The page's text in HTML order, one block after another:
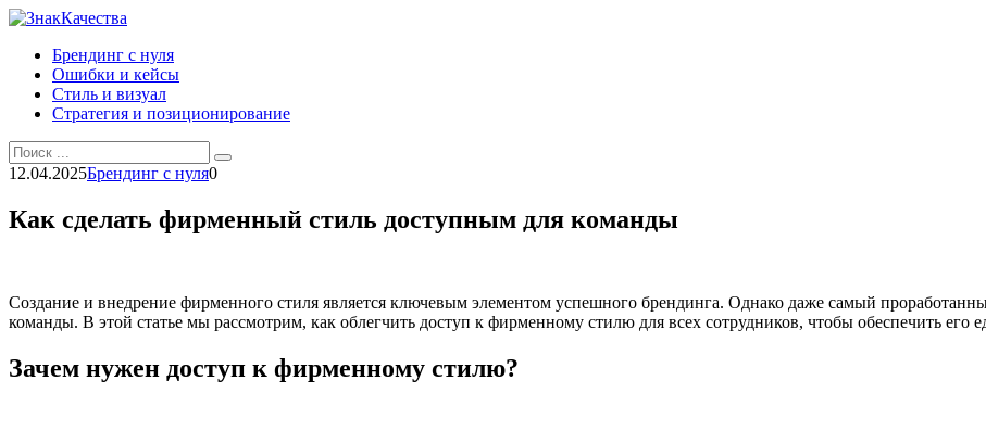
Перейти
контентуБрендинг с нуля
Ошибки и кейсы
Стиль и визуал
Стратегия и позиционирование
Search
for:
12.04.2025Брендинг с нуля0
Как сделать фирменный стиль доступным для команды
Создание и внедрение фирменного стиля является ключевым элементом успешного брендинга. Однако даже самый
команды. В этой статье мы рассмотрим, как облегчить доступ к фирменному стилю для всех сотрудников, чтобы обеспечить его
Зачем нужен доступ к фирменному стилю?